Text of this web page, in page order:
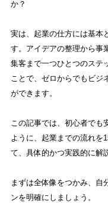
か？
実は、起業の仕方には基本
す。アイデアの整理から事
集客まで一つひとつのステ
ことで、ゼロからでもビジ
ができます。
この記事では、初心者でも
ように、起業までの流れを
て、具体的かつ実践的に解
まずは全体像をつかみ、自
ンを明確にしましょう。